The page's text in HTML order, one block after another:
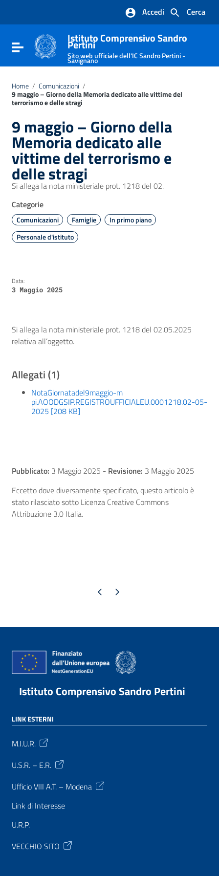
Vai al footer
Cerca
Accedi
Attiva / disattiva la navigazione
Istituto Comprensivo Sandro
Pertini
Sito web ufficiale dell'IC Sandro Pertini -
Savignano
Home / Comunicazioni /
9 maggio – Giorno della Memoria dedicato alle vittime del
terrorismo e delle stragi
9 maggio – Giorno della
Memoria dedicato alle
vittime del terrorismo e
delle stragi
Si allega la nota ministeriale prot. 1218 del 02.
Categorie
Comunicazioni Famiglie
In primo piano
Personale d'istituto
Data:
3 Maggio 2025
Si allega la nota ministeriale prot. 1218 del 02.05.2025
relativa all’oggetto.
Allegati (1)
NotaGiornatadel9maggio-m
pi.AOODGSIP.REGISTROUFFICIALEU.0001218.02-05-
2025 [208 KB]
Pubblicato: 3 Maggio 2025 - Revisione: 3 Maggio 2025
Eccetto dove diversamente specificato, questo articolo è
stato rilasciato sotto Licenza Creative Commons
Attribuzione 3.0 Italia.
Pagina precedente
Pagina successiva
Istituto Comprensivo Sandro Pertini
LINK ESTERNI
M.I.U.R.
U.S.R. – E.R.
Ufficio VIII A.T. – Modena
Link di Interesse
U.R.P.
VECCHIO SITO